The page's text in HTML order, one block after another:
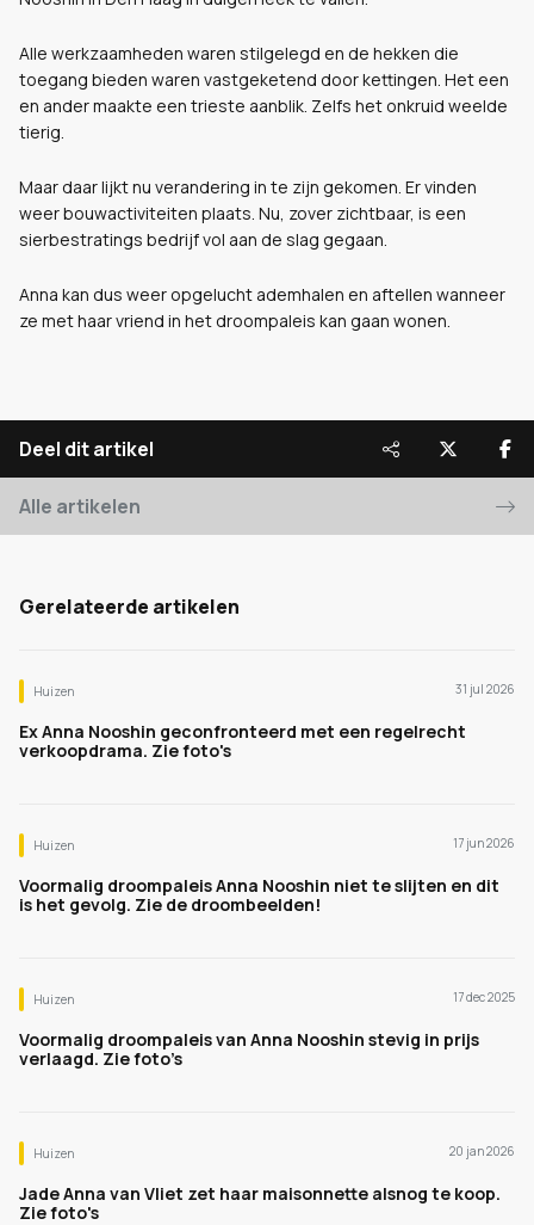
Alle werkzaamheden waren stilgelegd en de hekken die
toegang bieden waren vastgeketend door kettingen. Het een
en ander maakte een trieste aanblik. Zelfs het onkruid weelde
tierig.
Maar daar lijkt nu verandering in te zijn gekomen. Er vinden
weer bouwactiviteiten plaats. Nu, zover zichtbaar, is een
sierbestratings bedrijf vol aan de slag gegaan.
Anna kan dus weer opgelucht ademhalen en aftellen wanneer
ze met haar vriend in het droompaleis kan gaan wonen.
Deel dit artikel
Alle artikelen
Gerelateerde artikelen
Huizen 31 jul 2026
Ex Anna Nooshin geconfronteerd met een regelrecht
verkoopdrama. Zie foto's
Huizen 17 jun 2026
Voormalig droompaleis Anna Nooshin niet te slijten en dit
is het gevolg. Zie de droombeelden!
Huizen 17 dec 2025
Voormalig droompaleis van Anna Nooshin stevig in prijs
verlaagd. Zie foto’s
Huizen 20 jan 2026
Jade Anna van Vliet zet haar maisonnette alsnog te koop.
Zie foto's